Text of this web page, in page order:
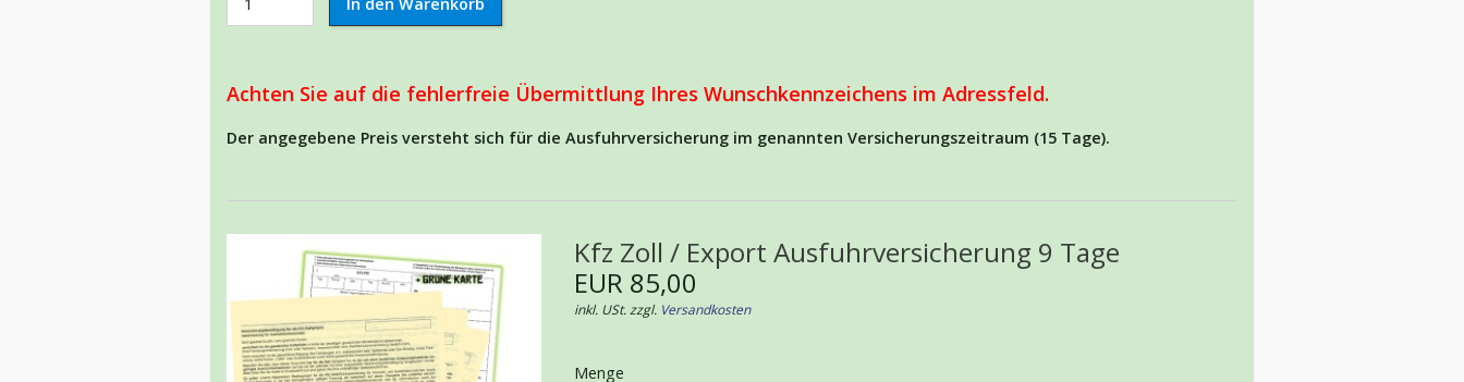
Achten Sie auf die fehlerfreie Übermittlung Ihres Wunschkennzeichens im Adressfeld.
Der angegebene Preis versteht sich für die Ausfuhrversicherung im genannten Versicherungszeitraum (15 Tage).
Kfz Zoll / Export Ausfuhrversicherung 9 Tage
EUR 85,00
inkl. USt. zzgl. Versandkosten
Menge